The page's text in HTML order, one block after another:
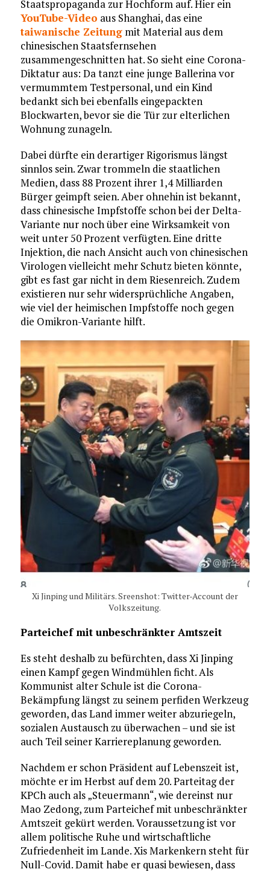
Staatspropaganda zur Hochform auf. Hier ein
YouTube-Video aus Shanghai, das eine
taiwanische Zeitungmit Material aus dem
chinesischen Staatsfernsehen
zusammengeschnitten hat. So sieht eine Corona-
Diktatur aus: Da tanzt eine junge Ballerina vor
vermummtem Testpersonal, und ein Kind
bedankt sich bei ebenfalls eingepackten
Blockwarten, bevor sie die Tür zur elterlichen
Wohnung zunageln.
Dabei dürfte ein derartiger Rigorismus längst
sinnlos sein. Zwar trommeln die staatlichen
Medien, dass 88 Prozent ihrer 1,4 Milliarden
Bürger geimpft seien. Aber ohnehin ist bekannt,
dass chinesische Impfstoffe schon bei der Delta-
Variante nur noch über eine Wirksamkeit von
weit unter 50 Prozent verfügten. Eine dritte
Injektion, die nach Ansicht auch von chinesischen
Virologen vielleicht mehr Schutz bieten könnte,
gibt es fast gar nicht in dem Riesenreich. Zudem
existieren nur sehr widersprüchliche Angaben,
wie viel der heimischen Impfstoffe noch gegen
die Omikron-Variante hilft.
Xi Jinping und Militärs. Sreenshot: Twitter-Account der
Volkszeitung.
Parteichef mit unbeschränkter Amtszeit
Es steht deshalb zu befürchten, dass Xi Jinping
einen Kampf gegen Windmühlen ficht. Als
Kommunist alter Schule ist die Corona-
Bekämpfung längst zu seinem perfiden Werkzeug
geworden, das Land immer weiter abzuriegeln,
sozialen Austausch zu überwachen – und sie ist
auch Teil seiner Karriereplanung geworden.
Nachdem er schon Präsident auf Lebenszeit ist,
möchte er im Herbst auf dem 20. Parteitag der
KPCh auch als „Steuermann“, wie dereinst nur
Mao Zedong, zum Parteichef mit unbeschränkter
Amtszeit gekürt werden. Voraussetzung ist vor
allem politische Ruhe und wirtschaftliche
Zufriedenheit im Lande. Xis Markenkern steht für
Null-Covid. Damit habe er quasi bewiesen, dass